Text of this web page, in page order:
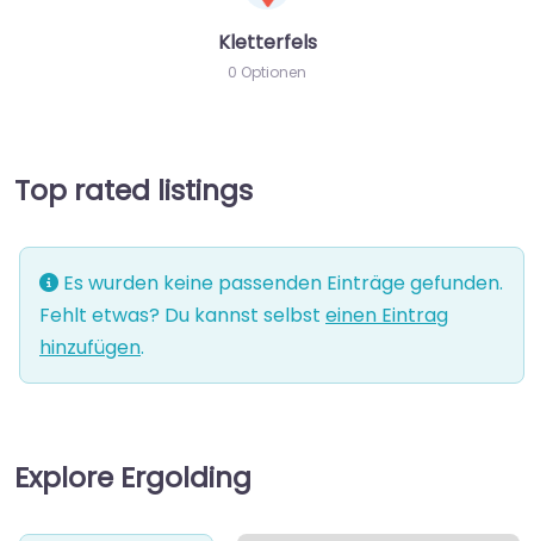
Kletterfels
0 Optionen
Top rated listings
Es wurden keine passenden Einträge gefunden.
Fehlt etwas? Du kannst selbst einen Eintrag
hinzufügen.
Explore Ergolding